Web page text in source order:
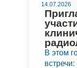
14.07.2026
В этом
встречи: